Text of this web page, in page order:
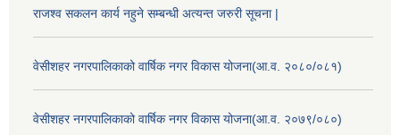
राजश्व सकलन कार्य नहुने सम्बन्धी अत्यन्त जरुरी सूचना |
वेसीशहर नगरपालिकाको वार्षिक नगर विकास योजना(आ.व. २०८०/०८१)
वेसीशहर नगरपालिकाको वार्षिक नगर विकास योजना(आ.व. २०७९/०८०)